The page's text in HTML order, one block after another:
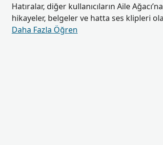
Hatıralar, diğer kullanıcıların Aile
hikayeler, belgeler ve hatta ses klipleri
Daha Fazla Öğren